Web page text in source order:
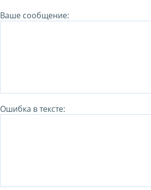
Ваше сообщение:
Ошибка в тексте: